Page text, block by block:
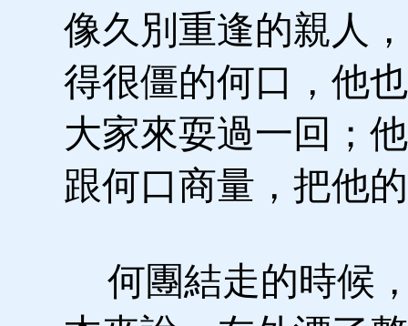
像久別重逢的親人
得很僵的何口，他
大家來耍過一回；
跟何口商量，把他
何團結走的時候